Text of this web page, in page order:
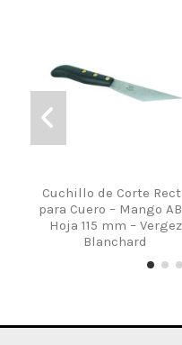
Cuchillo de Corte
para Cuero – Mango
Hoja 115 mm – Vergez
Blanchard